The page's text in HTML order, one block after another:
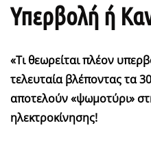
Υπερβολή ή
«Τι θεωρείται πλέον
τελευταία βλέποντας τα
αποτελούν «ψωμοτύρι»
ηλεκτροκίνησης!